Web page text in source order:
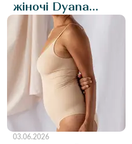
жіночі Dyana
користуються
попитом у 2026
році?
03.06.2026